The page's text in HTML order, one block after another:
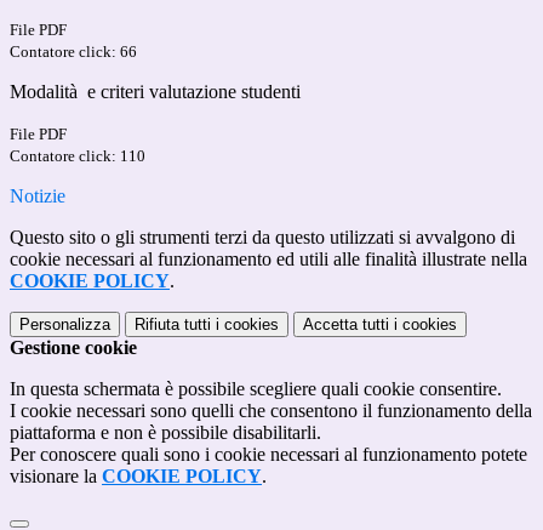
File PDF
Contatore click: 66
Modalità e criteri valutazione studenti
File PDF
Contatore click: 110
Notizie
Questo sito o gli strumenti terzi da questo utilizzati si avvalgono di
cookie necessari al funzionamento ed utili alle finalità illustrate nella
COOKIE POLICY.
Personalizza Rifiuta tutti i cookies Accetta tutti i cookies
Gestione cookie
In questa schermata è possibile scegliere quali cookie consentire.
I cookie necessari sono quelli che consentono il funzionamento della
piattaforma e non è possibile disabilitarli.
Per conoscere quali sono i cookie necessari al funzionamento potete
visionare la COOKIE POLICY.